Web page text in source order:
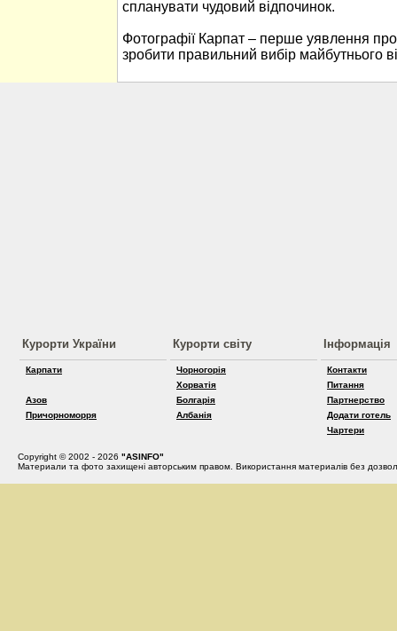
спланувати чудовий відпочинок.
Фотографії Карпат – перше уявлення
зробити правильний вибір майбутнього
Курорти України
Карпати
Азов
Причорноморря
Курорти світу
Чорногорія
Хорватія
Болгарія
Албанія
Інформація
Контакти
Питання
Партнерство
Додати готель
Чартери
Copyright © 2002 - 2026 "ASINFO"
Материали та фото захищені авторським правом. Використання материалів без